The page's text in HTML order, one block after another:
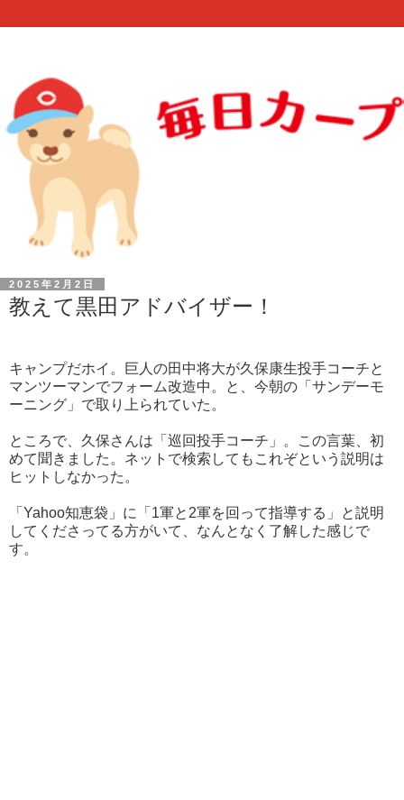
2025年2月2日
教えて黒田アドバイザー！
キャンプだホイ。巨人の田中将大が久保康生投手コーチと
マンツーマンでフォーム改造中。と、今朝の「サンデーモ
ーニング」で取り上られていた。
ところで、久保さんは「巡回投手コーチ」。この言葉、初
めて聞きました。ネットで検索してもこれぞという説明は
ヒットしなかった。
「Yahoo知恵袋」に「1軍と2軍を回って指導する」と説明
してくださってる方がいて、なんとなく了解した感じで
す。